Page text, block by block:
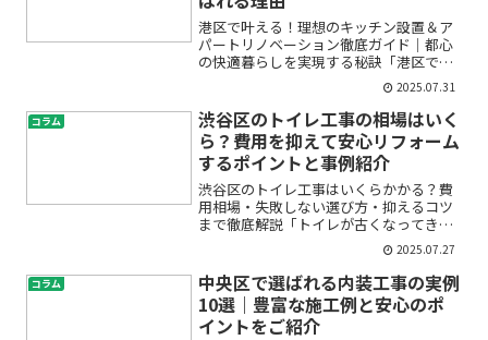
港区で叶える！理想のキッチン設置＆ア
パートリノベーション徹底ガイド｜都心
の快適暮らしを実現する秘訣「港区でア
パートを探しているけれど、キッチンが
古い…」「賃貸アパートのキッチン工事
って、どこまでできるの？」「せっかく
都心に住むなら、デザイン...
2025.07.31
コラム
渋谷区のトイレ工事の相場はいく
ら？費用を抑えて安心リフォーム
するポイントと事例紹介
渋谷区のトイレ工事はいくらかかる？費
用相場・失敗しない選び方・抑えるコツ
まで徹底解説「トイレが古くなってきた
し、そろそろ交換やリフォームを考えた
い。でも、渋谷区でトイレ工事の相場っ
てどれくらい？」「費用が高くなりすぎ
ないか心配…」「どんな会...
2025.07.27
コラム
中央区で選ばれる内装工事の実例
10選｜豊富な施工例と安心のポ
イントをご紹介